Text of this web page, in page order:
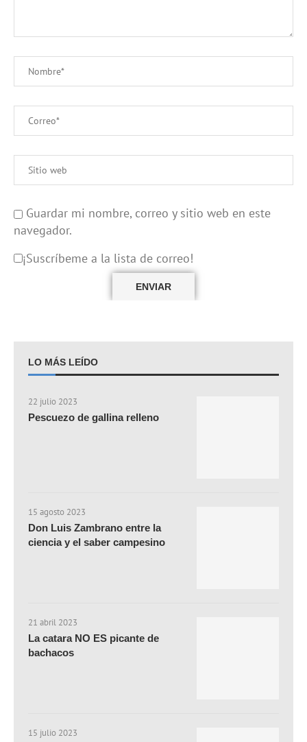
Guardar mi nombre, correo y sitio web en este
navegador.
¡Suscríbeme a la lista de correo!
LO MÁS LEÍDO
22 julio 2023
Pescuezo de gallina relleno
15 agosto 2023
Don Luis Zambrano entre la
ciencia y el saber campesino
21 abril 2023
La catara NO ES picante de
bachacos
15 julio 2023